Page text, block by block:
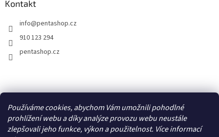
Používáme cookies, abychom Vám umožnili pohodlné
prohlížení webu a díky analýze provozu webu neustále
zlepšovali jeho funkce, výkon a použitelnost. Více informací
Kontakt
info@pentashop.cz
910 123 294
pentashop.cz